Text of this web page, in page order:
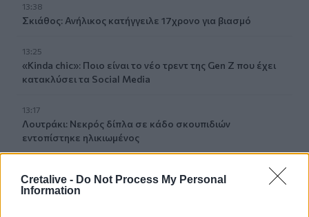
Cretalive - Do Not Process My Personal
Information
13:38
Σκιάθος: Ανήλικος κατήγγειλε 17χρονο για βιασμό
13:25
«Kinda chic»: Ποιο είναι το νέο τρεντ της Gen Z που έχει
κατακλύσει τα Social Media
13:17
Λουτράκι: Νεκρός δίπλα σε κάδο σκουπιδιών
εντοπίστηκε ηλικιωμένος
«Χρυσές» διακοπές στην Ελλάδα: Το προφίλ των
τουριστών και οι βίλες των 168.000€ την εβδομάδα